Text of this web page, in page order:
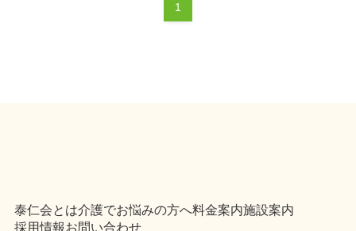
1
泰仁会とは介護でお悩みの方へ料金案内施設案内
採用情報お問い合わせ